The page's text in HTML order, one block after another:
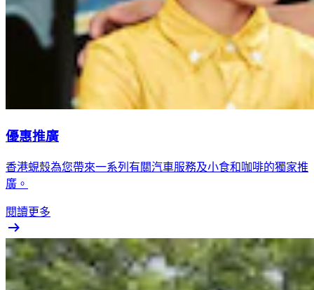
優惠推廣
香港蜆殼為您帶來一系列有關汽車服務及小食和咖啡的獨家推
廣。
閱讀更多